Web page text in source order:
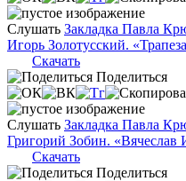
Слушать Закладка Павла
Игорь Золотусский.
Скачать
Поделиться
Слушать Закладка Павла
Григорий Зобин. «Вячеслав
Скачать
Поделиться